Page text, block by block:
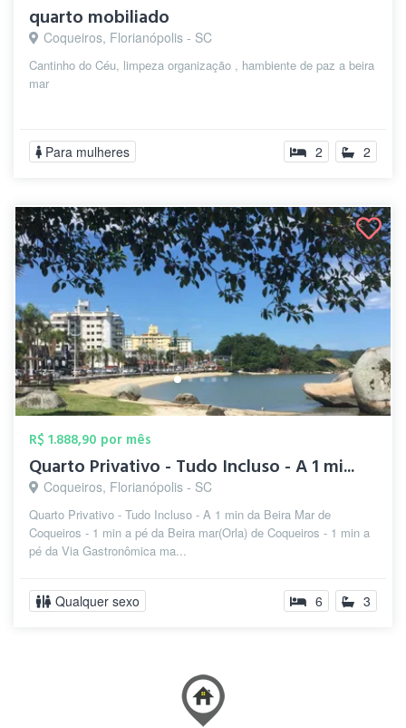
quarto mobiliado
Coqueiros, Florianópolis - SC
Cantinho do Céu, limpeza organização , hambiente de paz a beira
mar
Para mulheres 2 2
R$ 1.888,90 por mês
Quarto Privativo - Tudo Incluso - A 1 mi...
Coqueiros, Florianópolis - SC
Quarto Privativo - Tudo Incluso - A 1 min da Beira Mar de
Coqueiros - 1 min a pé da Beira mar(Orla) de Coqueiros - 1 min a
pé da Via Gastronômica ma...
Qualquer sexo 6 3